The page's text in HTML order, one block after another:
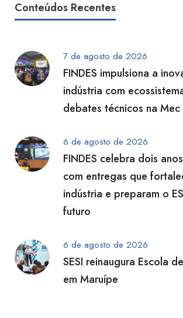
Conteúdos Recentes
7 de agosto de 2026
FINDES impulsiona a
indústria com
debates técnicos na
6 de agosto de 2026
FINDES celebra dois
com entregas que
indústria e preparam o
futuro
6 de agosto de 2026
SESI reinaugura Escola
em Maruípe